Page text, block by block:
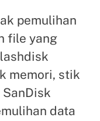
pemulihan
file yang
memori, stik
SanDisk
data